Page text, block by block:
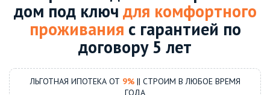
дом под ключ для комфортного
проживания с гарантией по
договору 5 лет
ЛЬГОТНАЯ ИПОТЕКА ОТ 9%|| СТРОИМ В ЛЮБОЕ ВРЕМЯ